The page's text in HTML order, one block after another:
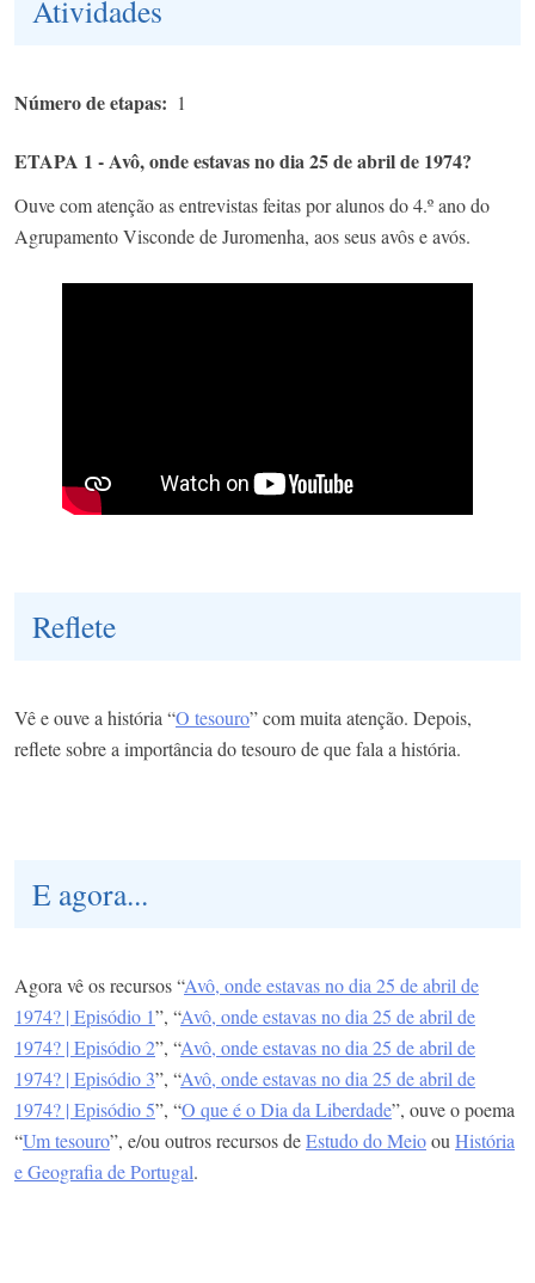
Atividades
Número de etapas 1
ETAPA 1 - Avô, onde estavas no dia 25 de abril de 1974?
Ouve com atenção as entrevistas feitas por alunos do 4.º ano do
Agrupamento Visconde de Juromenha, aos seus avôs e avós.
Reflete
Vê e ouve a história “O tesouro” com muita atenção. Depois,
reflete sobre a importância do tesouro de que fala a história.
E agora...
Agora vê os recursos “Avô, onde estavas no dia 25 de abril de
1974? | Episódio 1”, “Avô, onde estavas no dia 25 de abril de
1974? | Episódio 2”, “Avô, onde estavas no dia 25 de abril de
1974? | Episódio 3”, “Avô, onde estavas no dia 25 de abril de
1974? | Episódio 5”, “O que é o Dia da Liberdade”, ouve o poema
“Um tesouro”, e/ou outros recursos deEstudo do Meioou História
e Geografia de Portugal.